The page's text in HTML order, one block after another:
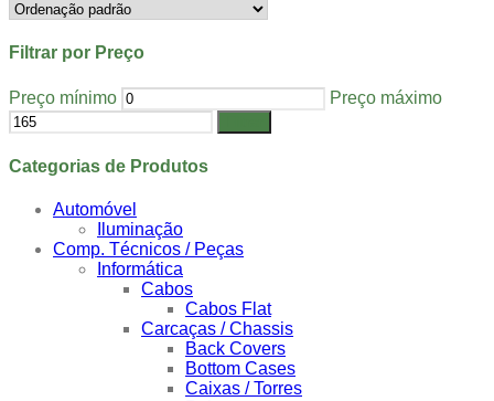
Filtrar por Preço
Preço mínimo Preço máximo
Categorias de Produtos
Automóvel
Iluminação
Comp. Técnicos / Peças
Informática
Cabos
Cabos Flat
Carcaças / Chassis
Back Covers
Bottom Cases
Caixas / Torres